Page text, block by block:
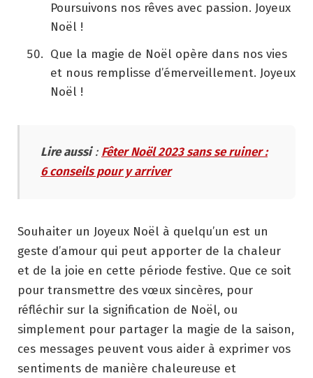
Poursuivons nos rêves avec passion. Joyeux
Noël !
Que la magie de Noël opère dans nos vies
et nous remplisse d’émerveillement. Joyeux
Noël !
Lire aussi: Fêter Noël 2023 sans se ruiner :
6 conseils pour y arriver
Souhaiter un Joyeux Noël à quelqu’un est un
geste d’amour qui peut apporter de la chaleur
et de la joie en cette période festive. Que ce soit
pour transmettre des vœux sincères, pour
réfléchir sur la signification de Noël, ou
simplement pour partager la magie de la saison,
ces messages peuvent vous aider à exprimer vos
sentiments de manière chaleureuse et